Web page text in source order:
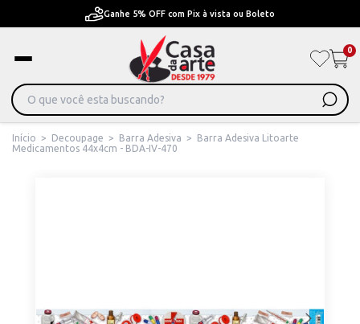
Ganhe 5% OFF com Pix à vista ou Boleto
0
Início > Decoupage > Barra Adesiva >
Barra Adesiva Litoarte
Medicamentos 44x4cm - BDA-IV-470